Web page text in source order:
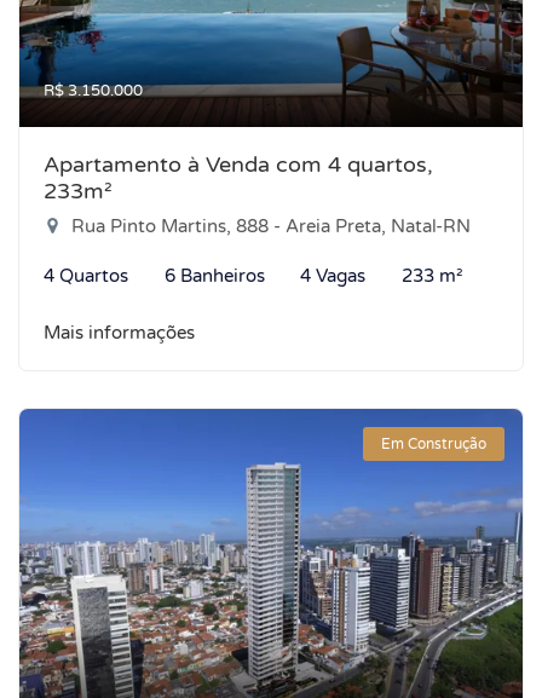
R$ 3.150.000
Apartamento à Venda com 4 quartos,
233m²
Rua Pinto Martins, 888 - Areia Preta, Natal-RN
4 Quartos 6 Banheiros 4 Vagas 233 m²
Mais informações
Em Construção